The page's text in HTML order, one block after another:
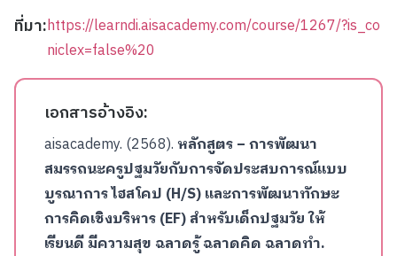
ที่มา:https://learndi.aisacademy.com/course/1267/?is_co
niclex=false%20
เอกสารอ้างอิง:
aisacademy. (2568). หลักสูตร – การพัฒนา
สมรรถนะครูปฐมวัยกับการจัดประสบการณ์แบบ
บูรณาการ ไฮสโคป (H/S) และการพัฒนาทักษะ
การคิดเชิงบริหาร (EF) สำหรับเด็กปฐมวัย ให้
เรียนดี มีความสุข ฉลาดรู้ ฉลาดคิด ฉลาดทำ.